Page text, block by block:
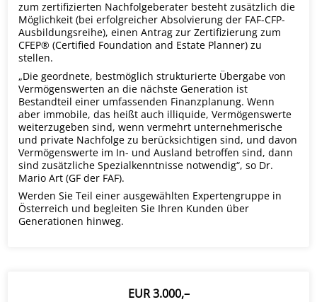
zum zertifizierten Nachfolgeberater besteht zusätzlich die
Möglichkeit (bei erfolgreicher Absolvierung der FAF-CFP-
Ausbildungsreihe), einen Antrag zur Zertifizierung zum
CFEP® (Certified Foundation and Estate Planner) zu
stellen.
„Die geordnete, bestmöglich strukturierte Übergabe von
Vermögenswerten an die nächste Generation ist
Bestandteil einer umfassenden Finanzplanung. Wenn
aber immobile, das heißt auch illiquide, Vermögenswerte
weiterzugeben sind, wenn vermehrt unternehmerische
und private Nachfolge zu berücksichtigen sind, und davon
Vermögenswerte im In- und Ausland betroffen sind, dann
sind zusätzliche Spezialkenntnisse notwendig“, so Dr.
Mario Art (GF der FAF).
Werden Sie Teil einer ausgewählten Expertengruppe in
Österreich und begleiten Sie Ihren Kunden über
Generationen hinweg.
EUR 3.000,–